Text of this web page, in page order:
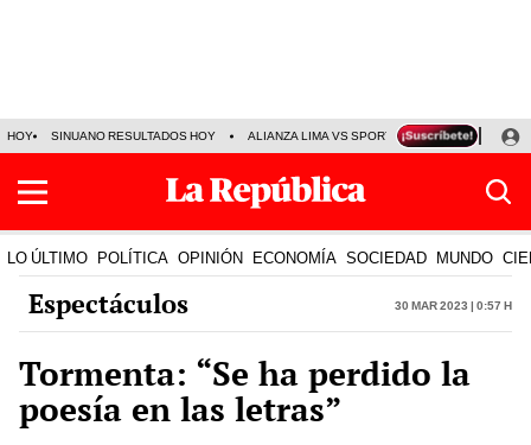
HOY SINUANO RESULTADOS HOY ALIANZA LIMA VS SPORT BOYS JORGE
LO ÚLTIMO POLÍTICA OPINIÓN ECONOMÍA SOCIEDAD MUNDO
Espectáculos 30 Mar 2023 | 0:57 h
Tormenta: “Se ha perdido la
poesía en las letras”